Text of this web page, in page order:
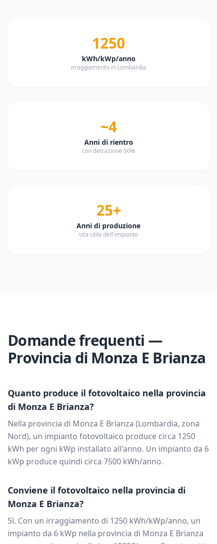
1250
kWh/kWp/anno
irraggiamento in Lombardia
~4
Anni di rientro
con detrazione 50%
25+
Anni di produzione
vita utile dell'impianto
Domande frequenti —
Provincia di Monza E Brianza
Quanto produce il fotovoltaico nella provincia
di Monza E Brianza?
Nella provincia di Monza E Brianza (Lombardia, zona
Nord), un impianto fotovoltaico produce circa 1250
kWh per ogni kWp installato all'anno. Un impianto da 6
kWp produce quindi circa 7500 kWh/anno.
Conviene il fotovoltaico nella provincia di
Monza E Brianza?
Sì. Con un irraggiamento di 1250 kWh/kWp/anno, un
impianto da 6 kWp nella provincia di Monza E Brianza